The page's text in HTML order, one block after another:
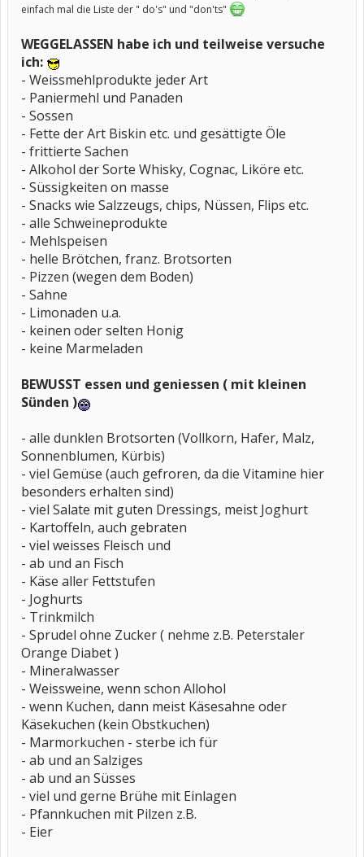
einfach mal die Liste der " do's" und "don'ts"
WEGGELASSEN habe ich und teilweise versuche
ich:
- Weissmehlprodukte jeder Art
- Paniermehl und Panaden
- Sossen
- Fette der Art Biskin etc. und gesättigte Öle
- frittierte Sachen
- Alkohol der Sorte Whisky, Cognac, Liköre etc.
- Süssigkeiten on masse
- Snacks wie Salzzeugs, chips, Nüssen, Flips etc.
- alle Schweineprodukte
- Mehlspeisen
- helle Brötchen, franz. Brotsorten
- Pizzen (wegen dem Boden)
- Sahne
- Limonaden u.a.
- keinen oder selten Honig
- keine Marmeladen
BEWUSST essen und geniessen ( mit kleinen
Sünden )
- alle dunklen Brotsorten (Vollkorn, Hafer, Malz,
Sonnenblumen, Kürbis)
- viel Gemüse (auch gefroren, da die Vitamine hier
besonders erhalten sind)
- viel Salate mit guten Dressings, meist Joghurt
- Kartoffeln, auch gebraten
- viel weisses Fleisch und
- ab und an Fisch
- Käse aller Fettstufen
- Joghurts
- Trinkmilch
- Sprudel ohne Zucker ( nehme z.B. Peterstaler
Orange Diabet )
- Mineralwasser
- Weissweine, wenn schon Allohol
- wenn Kuchen, dann meist Käsesahne oder
Käsekuchen (kein Obstkuchen)
- Marmorkuchen - sterbe ich für
- ab und an Salziges
- ab und an Süsses
- viel und gerne Brühe mit Einlagen
- Pfannkuchen mit Pilzen z.B.
- Eier